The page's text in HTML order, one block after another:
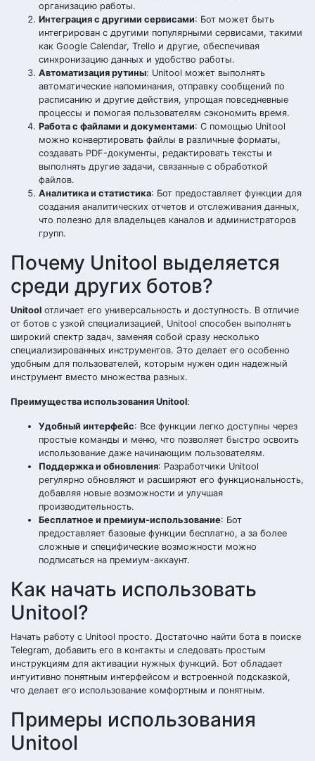
организацию работы.
Интеграция с другими сервисами: Бот может быть
интегрирован с другими популярными сервисами, такими
как Google Calendar, Trello и другие, обеспечивая
синхронизацию данных и удобство работы.
Автоматизация рутины: Unitool может выполнять
автоматические напоминания, отправку сообщений по
расписанию и другие действия, упрощая повседневные
процессы и помогая пользователям сэкономить время.
Работа с файлами и документами: С помощью Unitool
можно конвертировать файлы в различные форматы,
создавать PDF-документы, редактировать тексты и
выполнять другие задачи, связанные с обработкой
файлов.
Аналитика и статистика: Бот предоставляет функции для
создания аналитических отчетов и отслеживания данных,
что полезно для владельцев каналов и администраторов
групп.
Почему Unitool выделяется
среди других ботов?
Unitool отличает его универсальность и доступность. В отличие
от ботов с узкой специализацией, Unitool способен выполнять
широкий спектр задач, заменяя собой сразу несколько
специализированных инструментов. Это делает его особенно
удобным для пользователей, которым нужен один надежный
инструмент вместо множества разных.
Преимущества использования Unitool:
Удобный интерфейс: Все функции легко доступны через
простые команды и меню, что позволяет быстро освоить
использование даже начинающим пользователям.
Поддержка и обновления: Разработчики Unitool
регулярно обновляют и расширяют его функциональность,
добавляя новые возможности и улучшая
производительность.
Бесплатное и премиум-использование: Бот
предоставляет базовые функции бесплатно, а за более
сложные и специфические возможности можно
подписаться на премиум-аккаунт.
Как начать использовать
Unitool?
Начать работу с Unitool просто. Достаточно найти бота в поиске
Telegram, добавить его в контакты и следовать простым
инструкциям для активации нужных функций. Бот обладает
интуитивно понятным интерфейсом и встроенной подсказкой,
что делает его использование комфортным и понятным.
Примеры использования
Unitool